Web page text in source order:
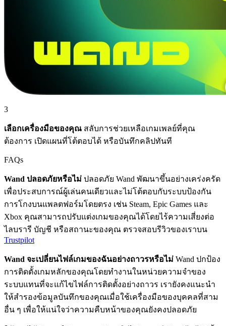
3
เลือกเครื่องมือของคุณ สลับการช่วยเหลือเกมเพลย์ที่คุณ
ต้องการ เปิดแผนที่โต้ตอบได้ หรือบันทึกคลิปทันที
FAQs
Wand ปลอดภัยหรือไม่ ปลอดภัย Wand พัฒนาขึ้นอย่างเคร่งครัด
เพื่อประสบการณ์ผู้เล่นคนเดียวและไม่โต้ตอบกับระบบป้องกัน
การโกงบนแพลตฟอร์มโดยตรง เช่น Steam, Epic Games และ
Xbox คุณสามารถปรับแต่งเกมของคุณได้โดยไร้ความเสี่ยงต่อ
ไลบรารี บัญชี หรือสถานะของคุณ ตรวจสอบรีวิวของเราบน
Trustpilot
Wand จะเปลี่ยนไฟล์เกมของฉันอย่างถาวรหรือไม่ Wand ปกป้อง
การติดตั้งเกมหลักของคุณโดยทำงานในหน่วยความจำของ
ระบบแทนที่จะแก้ไขไฟล์การติดตั้งอย่างถาวร เรายังคงแนะนำ
ให้สำรองข้อมูลบันทึกของคุณเมื่อใช้เครื่องมือของบุคคลที่สาม
อื่น ๆ เพื่อให้แน่ใจว่าความคืบหน้าของคุณยังคงปลอดภัย